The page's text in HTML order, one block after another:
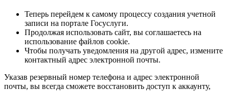
Теперь перейдем к самому процессу создания учетной
записи на портале Госуслуги.
Продолжая использовать сайт, вы соглашаетесь на
использование файлов cookie.
Чтобы получать уведомления на другой адрес, измените
контактный адрес электронной почты.
Указав резервный номер телефона и адрес электронной
почты, вы всегда сможете восстановить доступ к аккаунту,